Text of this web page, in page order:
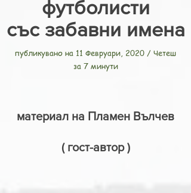
футболисти
със забавни имена
публикувано на 11 Февруари, 2020 / Четеш
за 7 минути
материал на Пламен Вълчев
( гост-автор )